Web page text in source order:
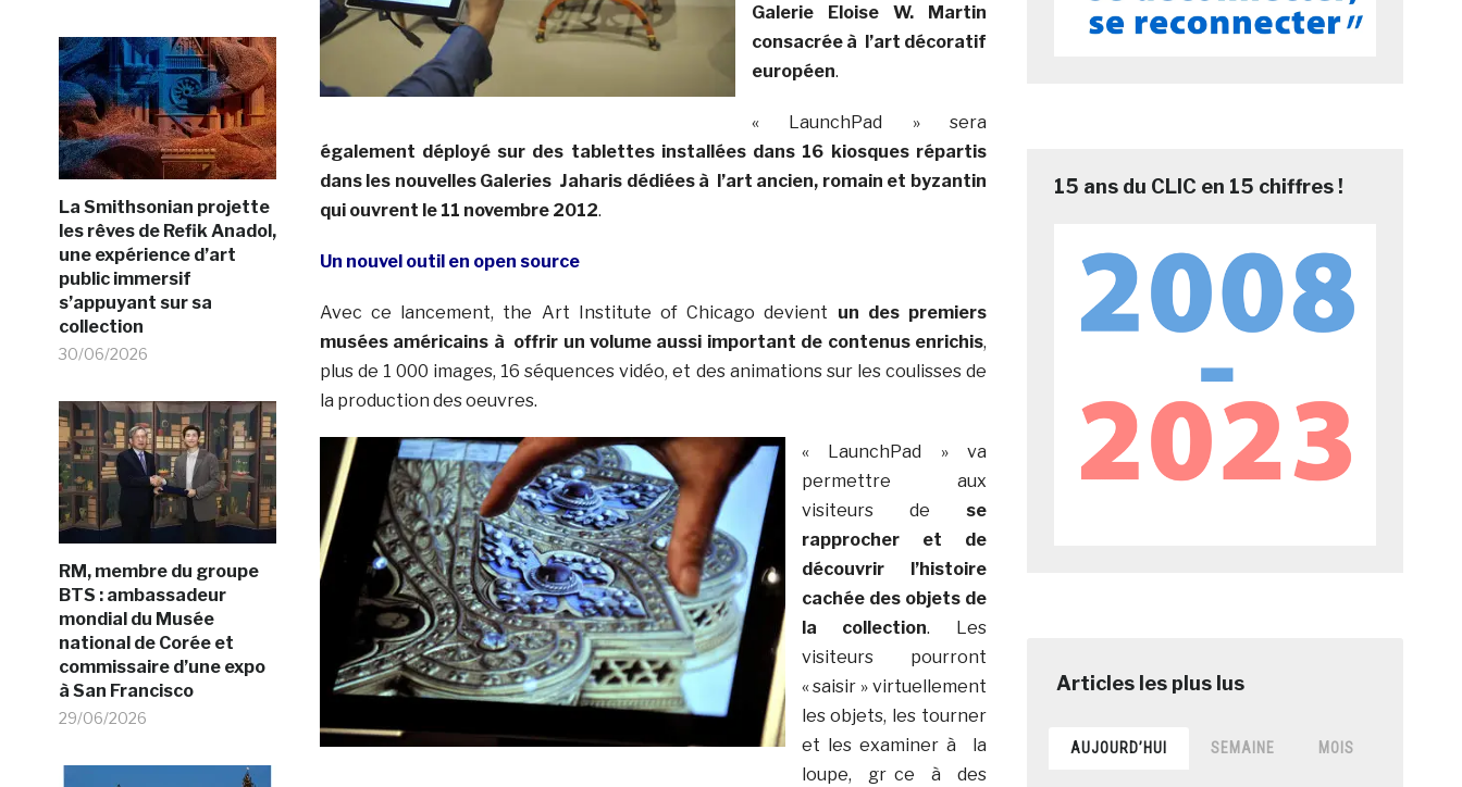
La Smithsonian projette
les rêves de Refik Anadol,
une expérience d’art
public immersif
s’appuyant sur sa
collection
30/06/2026
RM, membre du groupe
BTS : ambassadeur
mondial du Musée
national de Corée et
commissaire d’une expo
à San Francisco
29/06/2026
Galerie Eloise W. Martin
consacrée à l’art décoratif
européen.
« LaunchPad » sera
également déployé sur des tablettes installées dans 16 kiosques répartis
dans les nouvelles Galeries Jaharis dédiées à l’art ancien, romain et byzantin
qui ouvrent le 11 novembre 2012.
Un nouvel outil en open source
Avec ce lancement, the Art Institute of Chicago devient un des premiers
musées américains à offrir un volume aussi important de contenus enrichis,
plus de 1 000 images, 16 séquences vidéo, et des animations sur les coulisses de
la production des oeuvres.
« LaunchPad » va
permettre aux
visiteurs de se
rapprocher et de
découvrir l’histoire
cachée des objets de
la collection. Les
visiteurs pourront
« saisir » virtuellement
les objets, les tourner
et les examiner à la
loupe, gr ce à des
15 ans du CLIC en 15 chiffres !
AUJOURD’HUI SEMAINE MOIS